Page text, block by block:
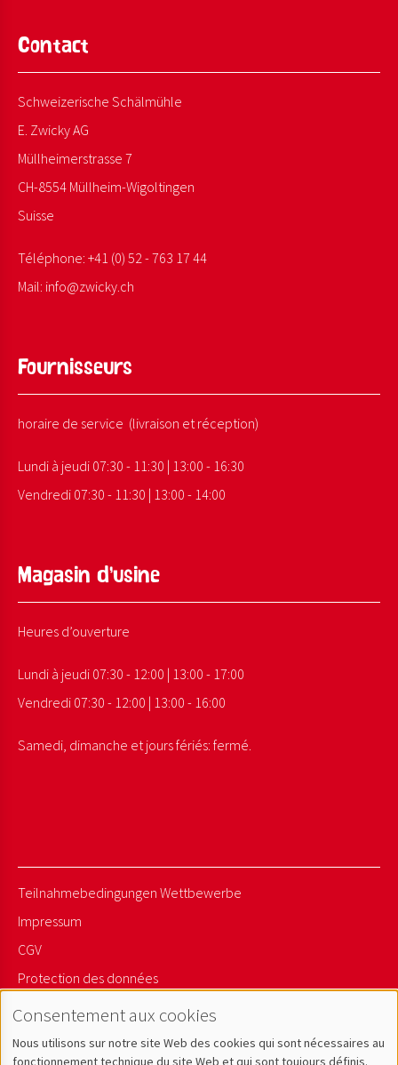
Contact
Schweizerische Schälmühle
E. Zwicky AG
Müllheimerstrasse 7
CH-8554 Müllheim-Wigoltingen
Suisse
Téléphone: +41 (0) 52 - 763 17 44
Mail: info@zwicky. ch
Fournisseurs
horaire de service (livraison et réception)
Lundi à jeudi 07:30 - 11:30 | 13:00 - 16:30
Vendredi 07:30 - 11:30 | 13:00 - 14:00
Magasin d’usine
Heures d’ouverture
Lundi à jeudi 07:30 - 12:00 | 13:00 - 17:00
Vendredi 07:30 - 12:00 | 13:00 - 16:00
Samedi, dimanche et jours fériés: fermé.
Teilnahmebedingungen Wettbewerbe
Impressum
CGV
Protection des données
Sitemap
Newsletter Anmelden
Consentement aux cookies
Nous utilisons sur notre site Web des cookies qui sont nécessaires au